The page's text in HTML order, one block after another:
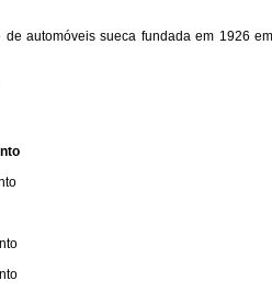
automóveis sueca fundada em 1926 em